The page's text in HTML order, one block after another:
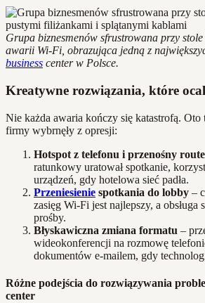
Grupa biznesmenów sfrustrowana przy
awarii Wi-Fi, obrazująca jedną z
business center w Polsce.
Kreatywne rozwiązania, które
Nie każda awaria kończy się katastrofą. Oto
firmy wybrnęły z opresji:
Hotspot z telefonu i przenośny
ratunkowy uratował spotkanie,
urządzeń, gdy hotelowa sieć padła.
Przeniesienie spotkania do lobby –
zasięg Wi-Fi jest najlepszy, a obsługa
prośby.
Błyskawiczna zmiana formatu –
wideokonferencji na rozmowę
dokumentów e-mailem, gdy
Różne podejścia do rozwiązywania
center